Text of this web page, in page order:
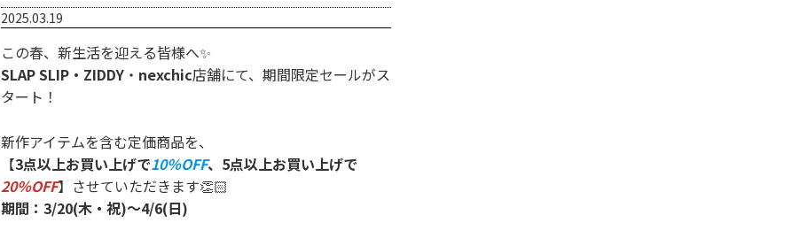
2025.03.19
この春、新生活を迎える皆様へ✨
SLAP SLIP・ZIDDY ・ nexchic店舗にて、期間限定セールがス
タート！
新作アイテムを含む定価商品を、
【3点以上お買い上げで10％OFF、5点以上お買い上げで
20％OFF】させていただきます👏🏻
期間：3/20(木・祝)～4/6(日)